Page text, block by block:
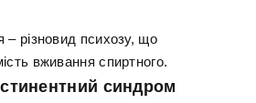
– різновид психозу, що
вживання спиртного.
синдром